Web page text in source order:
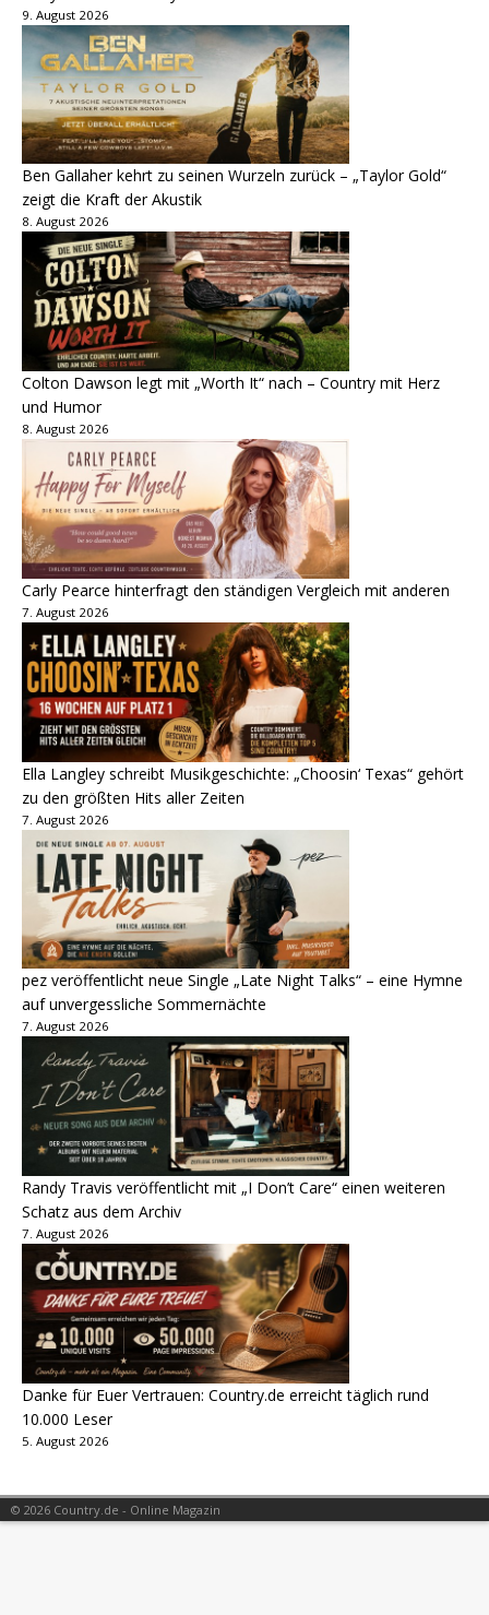
9. August 2026
Ben Gallaher kehrt zu seinen Wurzeln zurück – „Taylor Gold“
zeigt die Kraft der Akustik
8. August 2026
Colton Dawson legt mit „Worth It“ nach – Country mit Herz
und Humor
8. August 2026
Carly Pearce hinterfragt den ständigen Vergleich mit anderen
7. August 2026
Ella Langley schreibt Musikgeschichte: „Choosin‘ Texas“ gehört
zu den größten Hits aller Zeiten
7. August 2026
pez veröffentlicht neue Single „Late Night Talks“ – eine Hymne
auf unvergessliche Sommernächte
7. August 2026
Randy Travis veröffentlicht mit „I Don’t Care“ einen weiteren
Schatz aus dem Archiv
7. August 2026
Danke für Euer Vertrauen: Country.de erreicht täglich rund
10.000 Leser
5. August 2026
© 2026 Country.de - Online Magazin